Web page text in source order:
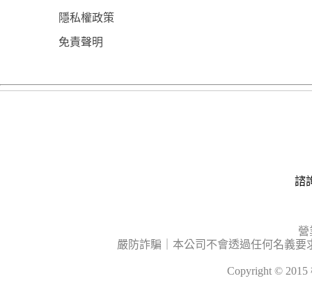
隱私權政策
免責聲明
諮
營
嚴防詐騙｜本公司不會透過任何名義
Copyright ©